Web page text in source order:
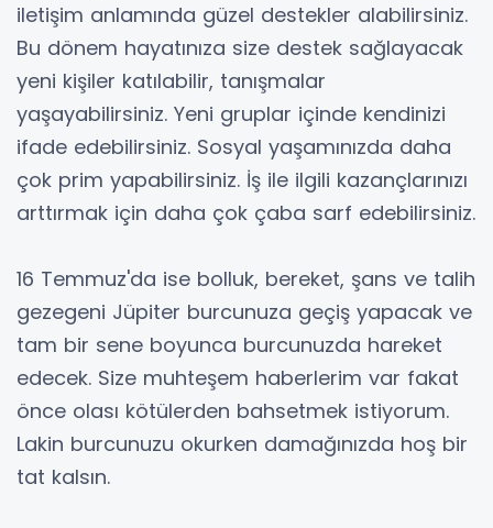
iletişim anlamında güzel destekler alabilirsiniz.
Bu dönem hayatınıza size destek sağlayacak
yeni kişiler katılabilir, tanışmalar
yaşayabilirsiniz. Yeni gruplar içinde kendinizi
ifade edebilirsiniz. Sosyal yaşamınızda daha
çok prim yapabilirsiniz. İş ile ilgili kazançlarınızı
arttırmak için daha çok çaba sarf edebilirsiniz.
16 Temmuz'da ise bolluk, bereket, şans ve talih
gezegeni Jüpiter burcunuza geçiş yapacak ve
tam bir sene boyunca burcunuzda hareket
edecek. Size muhteşem haberlerim var fakat
önce olası kötülerden bahsetmek istiyorum.
Lakin burcunuzu okurken damağınızda hoş bir
tat kalsın.